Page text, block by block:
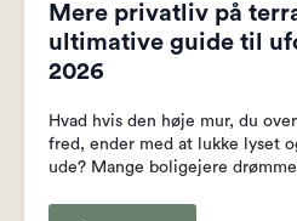
Mere privatliv på
ultimative guide til
2026
Hvad hvis den høje mur, du
fred, ender med at lukke lyset
ude? Mange boligejere